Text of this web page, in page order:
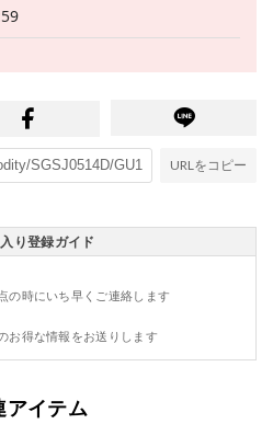
URLをコピー
り登録ガイド
の時にいち早くご連絡します
お得な情報をお送りします
アイテム